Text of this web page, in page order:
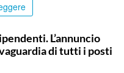
L’annuncio
di tutti i posti